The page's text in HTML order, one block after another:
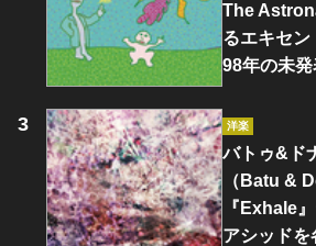
The
るエキセン
98年の未
洋楽
バトゥ&ド
（Batu &
『Exhale
アシッドを